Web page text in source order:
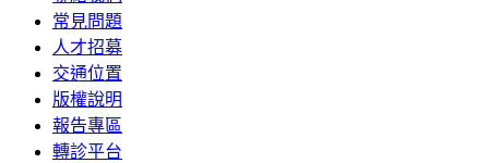
常見問題
人才招募
交通位置
版權說明
報告專區
轉診平台